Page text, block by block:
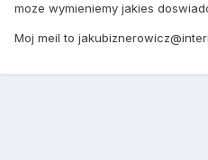
moze wymieniemy jakies
Moj meil to